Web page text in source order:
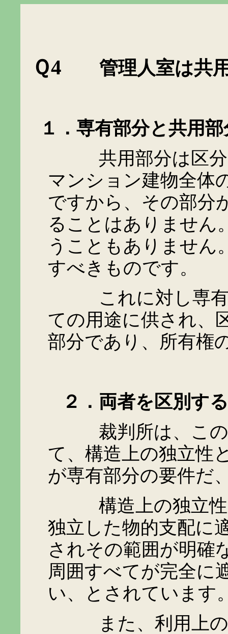
Ｑ4 管理人室は共
１．専有部分と共用
共用部分は区分所
マンション建物全体
ですから、その部分
ることはありません
うこともありません
すべきものです。
これに対し専有部
ての用途に供され、
部分であり、所有権
２．両者を区別する
裁判所は、この両
て、構造上の独立性
が専有部分の要件だ
構造上の独立性と
独立した物的支配に
されその範囲が明確
周囲すべてが完全に
い、とされています
また、利用上の独